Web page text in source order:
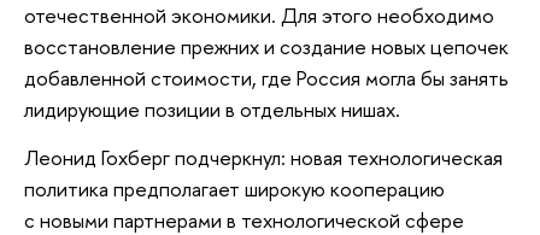
отечественной экономики. Для этого необходимо
восстановление прежних и создание новых цепочек
добавленной стоимости, где Россия могла бы занять
лидирующие позиции в отдельных нишах.
Леонид Гохберг подчеркнул: новая технологическая
политика предполагает широкую кооперацию
с новыми партнерами в технологической сфере